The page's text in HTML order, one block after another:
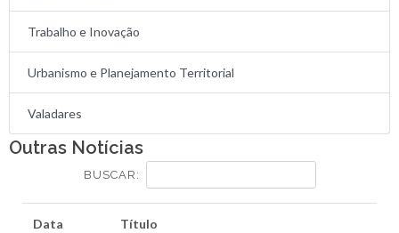
Trabalho e Inovação
Urbanismo e Planejamento Territorial
Valadares
Outras Notícias
BUSCAR:
Data Título